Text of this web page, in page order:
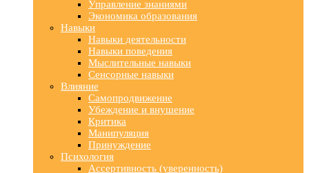
Управление знаниями
Экономика образования
Навыки
Навыки деятельности
Навыки поведения
Мыслительные навыки
Сенсорные навыки
Влияние
Самопродвижение
Убеждение и внушение
Критика
Манипуляция
Принуждение
Психология
Ассертивность (уверенность)